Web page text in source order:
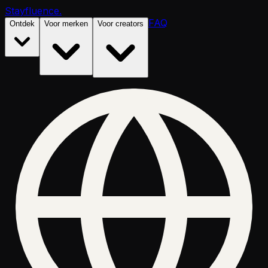
Stayfluence.
Ontdek Voor merken Voor creators FAQ